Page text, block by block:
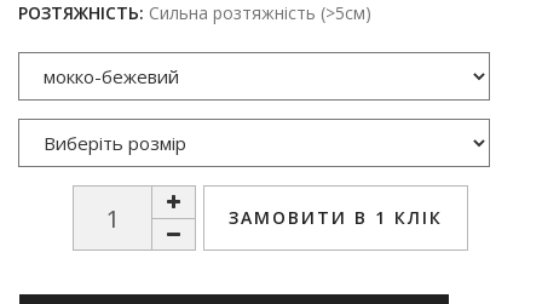
РОЗТЯЖНІСТЬ: Сильна розтяжність (>5см)
ЗАМОВИТИ В 1 КЛІК